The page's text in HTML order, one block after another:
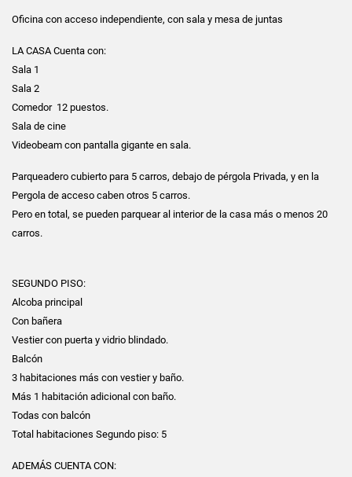
Oficina con acceso independiente, con sala y mesa de juntas
LA CASA Cuenta con:
Sala 1
Sala 2
Comedor 12 puestos.
Sala de cine
Videobeam con pantalla gigante en sala.
Parqueadero cubierto para 5 carros, debajo de pérgola Privada, y en la
Pergola de acceso caben otros 5 carros.
Pero en total, se pueden parquear al interior de la casa más o menos 20
carros.
SEGUNDO PISO:
Alcoba principal
Con bañera
Vestier con puerta y vidrio blindado.
Balcón
3 habitaciones más con vestier y baño.
Más 1 habitación adicional con baño.
Todas con balcón
Total habitaciones Segundo piso: 5
ADEMÁS CUENTA CON: